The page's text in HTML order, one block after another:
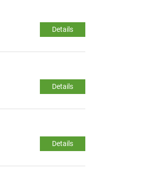
Details
Details
Details